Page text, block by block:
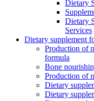
Dietary
Dietary
Services
Dietary supplement
Production of
formula
Bone
Production of
Dietary
Dietary